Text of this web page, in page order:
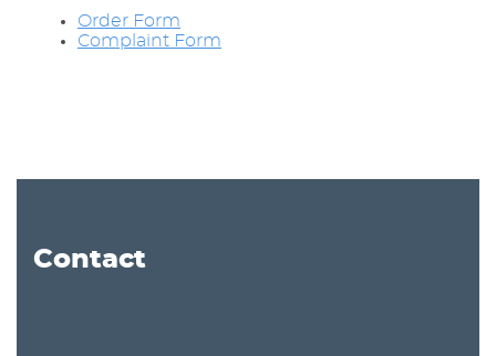
Order Form
Complaint Form
Contact